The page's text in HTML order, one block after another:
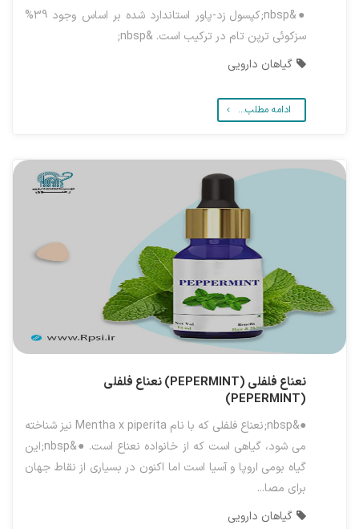
●&nbsp;کپسول زد-پاور استاندارد شده بر اساس وجود 39%
سزکوئی ترپن تام در ترکیب است. &nbsp;
گیاهان دارویی
ادامه مطلب...
نعناع فلفلی (PEPERMINT)
نعناع فلفلی
(PEPERMINT)
●&nbsp;نعناع فلفلی که با نام Mentha x piperita نیز شناخته
می شود، گیاهی است که از خانواده نعناع است. ●&nbsp;این
گیاه بومی اروپا و آسیا است اما اکنون در بسیاری از نقاط جهان
برای مصا...
گیاهان دارویی